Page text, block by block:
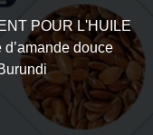
POUR L'HUILE
douce